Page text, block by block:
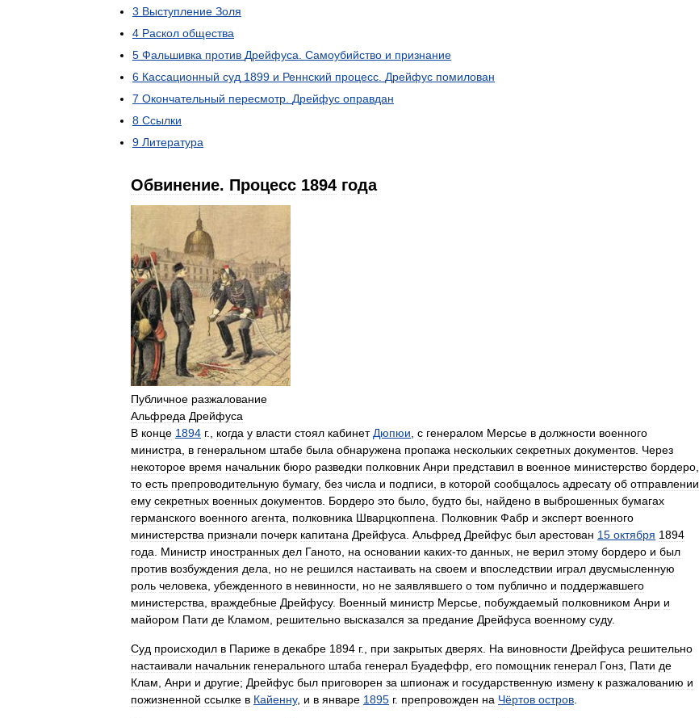
3 Выступление Золя
4 Раскол общества
5 Фальшивка против Дрейфуса Самоубийство и признание
6 Кассационный суд 1899 и Реннский процесс Дрейфус помилован
7 Окончательный пересмотр Дрейфус оправдан
8 Ссылки
9 Литература
Обвинение. Процесс 1894 года
Публичное разжалование
Альфреда Дрейфуса
В конце 1894 г., когда у власти стоял кабинет Дюпюи с генералом Мерсье в должности военного
министра
в генеральном штабе была обнаружена пропажа нескольких секретных документов Через
некоторое время начальник бюро разведки полковник Анри представил в военное министерство бордеро
то есть препроводительную бумагу, без числа и подписи в которой сообщалось адресату об отправлении
ему секретных военных документов Бордеро это было будто бы найдено в выброшенных бумагах
германского военного агента полковника Шварцкоппена Полковник Фабр и эксперт военного
министерства признали почерк капитана Дрейфуса Альфред Дрейфус был арестован 15 октября 1894
года
Министр иностранных дел Ганото на основании каких-то данных не верил этому бордеро и был
против возбуждения дела но не решился настаивать на своем и впоследствии играл двусмысленную
роль человека убежденного в невинности но не заявлявшего о том публично и поддержавшего
министерства
враждебные Дрейфусу. Военный министр Мерсье побуждаемый полковником Анри и
майором Пати де Кламом решительно высказался за предание Дрейфуса военному суду.
Суд происходил в Париже в декабре 1894 г., при закрытых дверях На виновности Дрейфуса решительно
настаивали начальник генерального штаба генерал Буадеффр его помощник генерал Гонз Пати де
Клам Анри и другие; Дрейфус был приговорен за шпионаж и государственную измену к разжалованию и
пожизненной ссылке в Кайенну, и в январе 1895 г. препровожден на Чёртов остров